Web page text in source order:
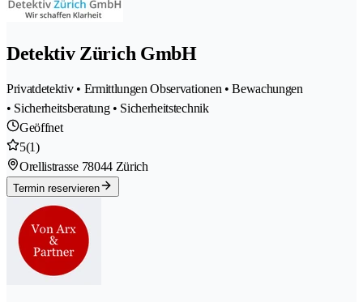
Detektiv Zürich GmbH
Privatdetektiv • Ermittlungen Observationen • Bewachungen
• Sicherheitsberatung • Sicherheitstechnik
Geöffnet
5(1)
Orellistrasse 78044 Zürich
Termin reservieren